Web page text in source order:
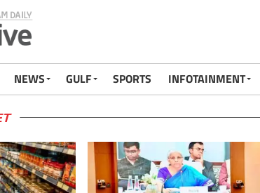
NEWS GULF SPORTS INFOTAINMENT